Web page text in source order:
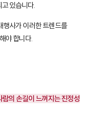
있습니다.
행사가 이러한 트렌드를
야 합니다.
람의 손길이 느껴지는 진정성